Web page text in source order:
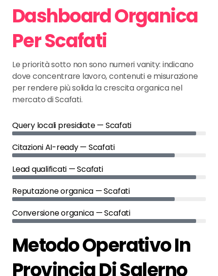
Dashboard Organica
Per Scafati
Le priorità sotto non sono numeri vanity: indicano
dove concentrare lavoro, contenuti e misurazione
per rendere più solida la crescita organica nel
mercato di Scafati.
Query locali presidiate — Scafati
Citazioni AI-ready — Scafati
Lead qualificati — Scafati
Reputazione organica — Scafati
Conversione organica — Scafati
Metodo Operativo In
Provincia Di Salerno